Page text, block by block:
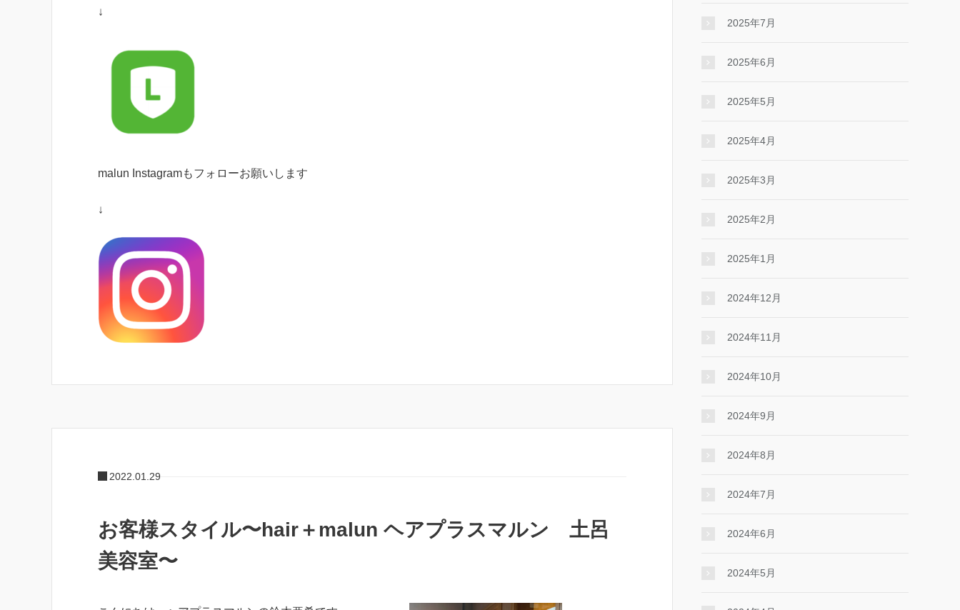
↓
malun Instagramもフォローお願いします
↓
2022.01.29
お客様スタイル〜hair＋malun ヘアプラスマルン 土呂
美容室〜
2025年7月
2025年6月
2025年5月
2025年4月
2025年3月
2025年2月
2025年1月
2024年12月
2024年11月
2024年10月
2024年9月
2024年8月
2024年7月
2024年6月
2024年5月